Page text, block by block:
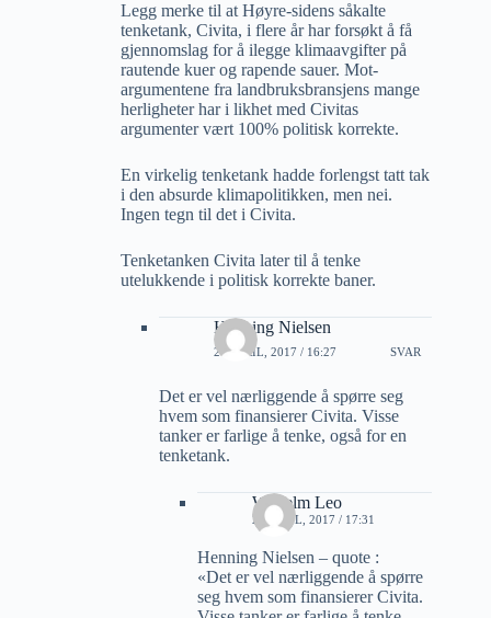
Legg merke til at Høyre-sidens såkalte
tenketank, Civita, i flere år har forsøkt å få
gjennomslag for å ilegge klimaavgifter på
rautende kuer og rapende sauer. Mot-
argumentene fra landbruksbransjens mange
herligheter har i likhet med Civitas
argumenter vært 100% politisk korrekte.
En virkelig tenketank hadde forlengst tatt tak
i den absurde klimapolitikken, men nei.
Ingen tegn til det i Civita.
Tenketanken Civita later til å tenke
utelukkende i politisk korrekte baner.
Henning Nielsen
27 APRIL, 2017 / 16:27 SVAR
Det er vel nærliggende å spørre seg
hvem som finansierer Civita. Visse
tanker er farlige å tenke, også for en
tenketank.
Wilhelm Leo
27 APRIL, 2017 / 17:31
Henning Nielsen – quote :
«Det er vel nærliggende å spørre
seg hvem som finansierer Civita.